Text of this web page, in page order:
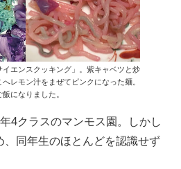
エンスクッキング」。紫キャベツと炒
レモン汁をまぜてピンクになった麺。
になりました。
4クラスのマンモス園。しかし
同年生のほとんどを認識せず